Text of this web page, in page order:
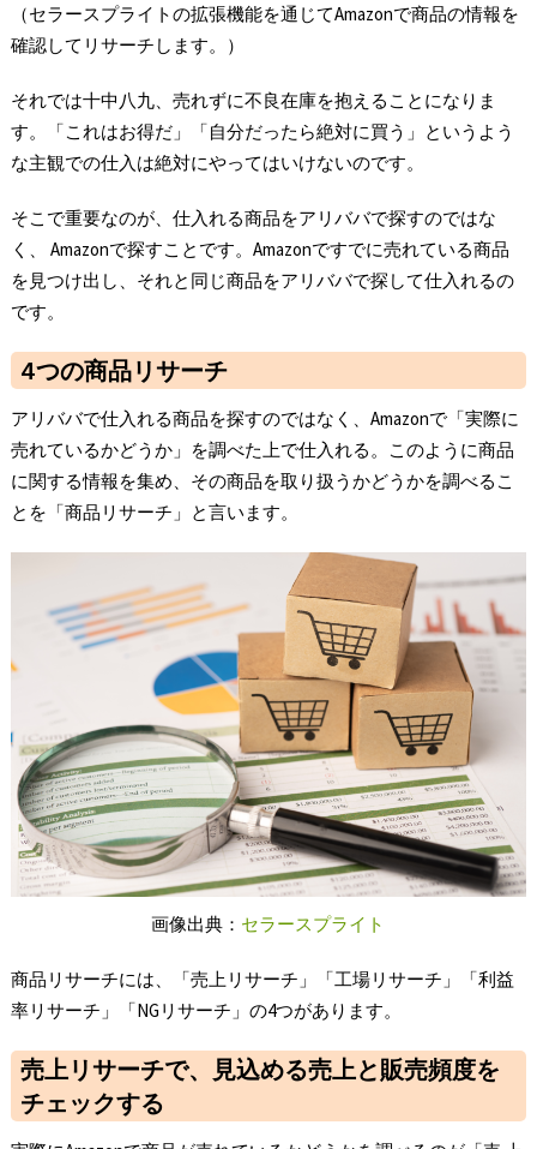
（セラースプライトの拡張機能を通じてAmazonで商品の情報を
確認してリサーチします。）
それでは十中八九、売れずに不良在庫を抱えることになりま
す。「これはお得だ」「自分だったら絶対に買う」というよう
な主観での仕入は絶対にやってはいけないのです。
そこで重要なのが、仕入れる商品をアリババで探すのではな
く、 Amazonで探すことです。Amazonですでに売れている商品
を見つけ出し、それと同じ商品をアリババで探して仕入れるの
です。
4つの商品リサーチ
アリババで仕入れる商品を探すのではなく、Amazonで「実際に
売れているかどうか」を調べた上で仕入れる。このように商品
に関する情報を集め、その商品を取り扱うかどうかを調べるこ
とを「商品リサーチ」と言います。
画像出典： セラースプライト
商品リサーチには、「売上リサーチ」「工場リサーチ」「利益
率リサーチ」「NGリサーチ」の4つがあります。
売上リサーチで、見込める売上と販売頻度を
チェックする